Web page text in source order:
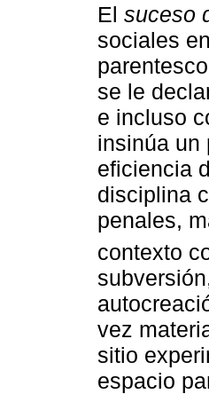
El suceso
sociales
se le
e incluso
insinúa un
eficiencia
disciplina
penales,
contexto
vez
sitio
espacio